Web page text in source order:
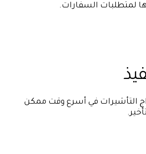
لمتطلبات السفارات.
التأشيرات في أسرع وقت ممكن